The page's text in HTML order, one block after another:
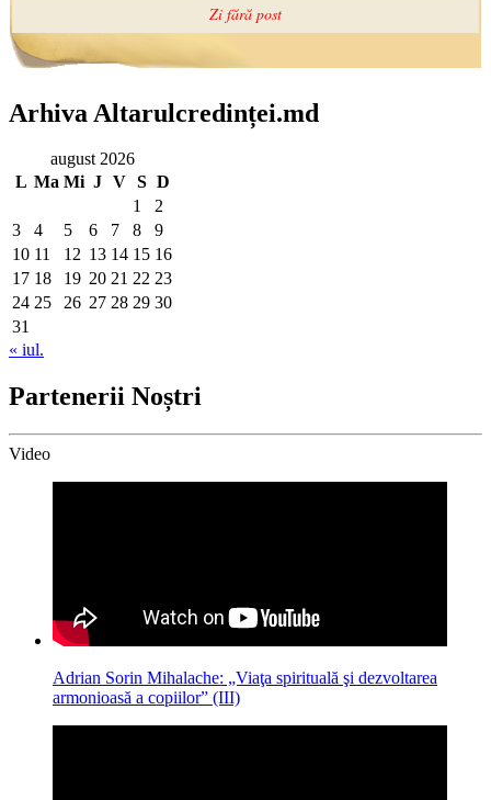
Arhiva Altarulcredinței.md
august 2026
L Ma Mi J V S D
1
2
3
4 5 6 7 8
9
10 11 12 13 14 15 16
17 18 19 20 21 22 23
24 25 26 27 28 29 30
31
« iul.
Partenerii Noștri
Video
Adrian Sorin Mihalache: „Viaţa spirituală şi dezvoltarea
armonioasă a copiilor” (III)